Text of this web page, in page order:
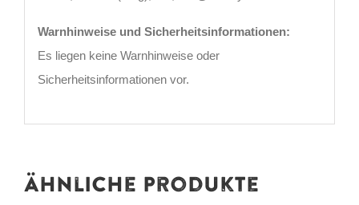
Warnhinweise und Sicherheitsinformationen:
Es liegen keine Warnhinweise oder
Sicherheitsinformationen vor.
Ähnliche Produkte